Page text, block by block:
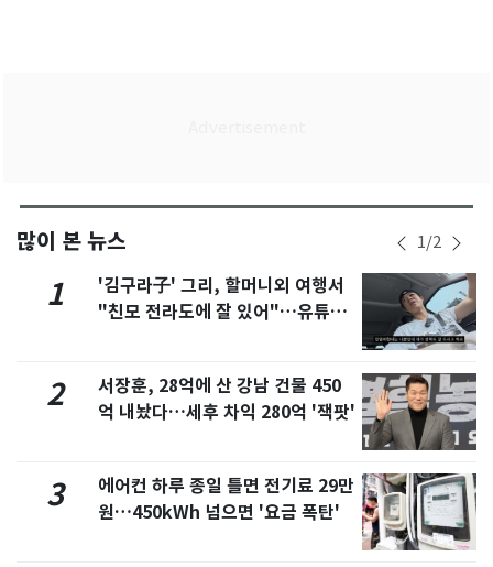
많이 본 뉴스 1/2
1
'김구라子' 그리, 할머니외 여행서
"친모 전라도에 잘 있어"…유튜브
2
서장훈, 28억에 산 강남 건물 450
억 내놨다…세후 차익 280억 '잭팟'
3
에어컨 하루 종일 틀면 전기료 29만
원…450kWh 넘으면 '요금 폭탄'